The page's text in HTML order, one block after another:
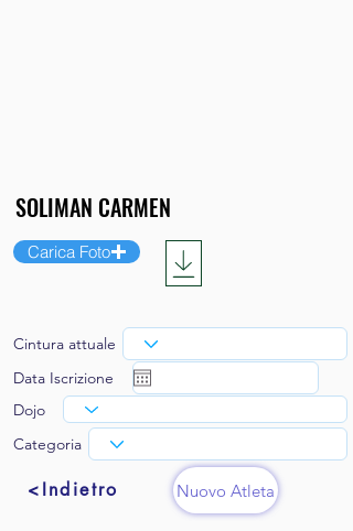
Carica Foto
Cintura attuale
Data Iscrizione
Dojo
Categoria
<Indietro Nuovo Atleta